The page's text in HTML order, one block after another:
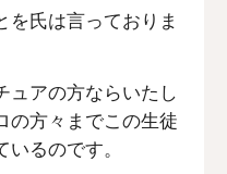
を氏は言っておりま
ュアの方ならいたし
の方々までこの生徒
るのです。